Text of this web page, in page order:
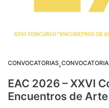
CONVOCATORIAS,
EAC 2026 – XXVI
Encuentros de